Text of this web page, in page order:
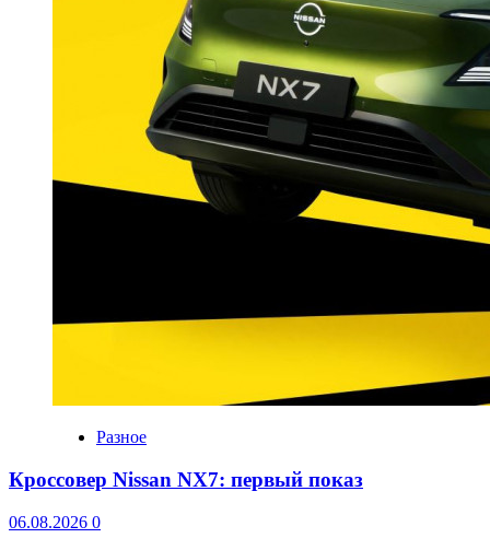
Разное
Кроссовер Nissan NX7: первый показ
06.08.2026 0